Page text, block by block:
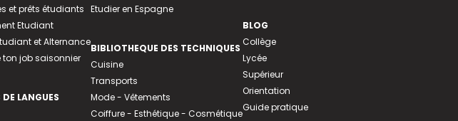
et prêts étudiants
Etudiant
et Alternance
ton job saisonnier
LANGUES
Etudier en Espagne
BIBLIOTHEQUE DES TECHNIQUES
Cuisine
Transports
Mode - Vêtements
Coiffure - Esthétique - Cosmétique
BLOG
Collège
Lycée
Supérieur
Orientation
Guide pratique